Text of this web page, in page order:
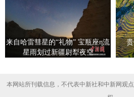
来自哈雷彗星的“礼物” 宝瓶座η流
星雨划过新疆尉犁夜空
本网站所刊载信息，不代表中新社和中新网观